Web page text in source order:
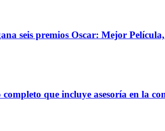
seis premios Oscar: Mejor
que incluye asesoría en la